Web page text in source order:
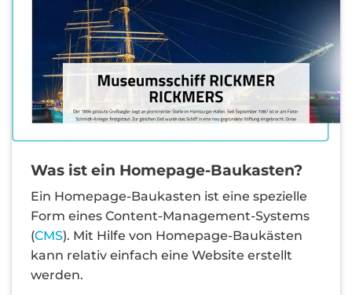
Was ist ein Homepage-Baukasten?
Ein Homepage-Baukasten ist eine spezielle
Form eines Content-Management-Systems
(CMS). Mit Hilfe von Homepage-Baukästen
kann relativ einfach eine Website erstellt
werden.